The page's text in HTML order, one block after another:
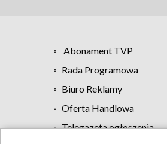
Abonament TVP
Rada Programowa
Biuro Reklamy
Oferta Handlowa
Telegazeta ogłoszenia